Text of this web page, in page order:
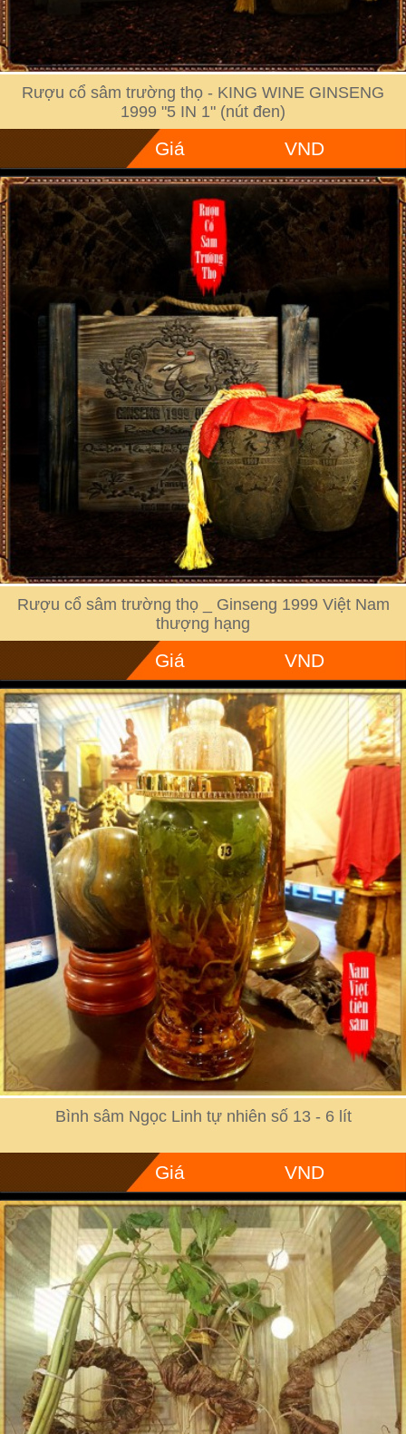
Rượu cổ sâm trường thọ - KING WINE GINSENG
1999 "5 IN 1" (nút đen)
Giá VND
Rượu cổ sâm trường thọ _ Ginseng 1999 Việt Nam
thượng hạng
Giá VND
Bình sâm Ngọc Linh tự nhiên số 13 - 6 lít
Giá VND